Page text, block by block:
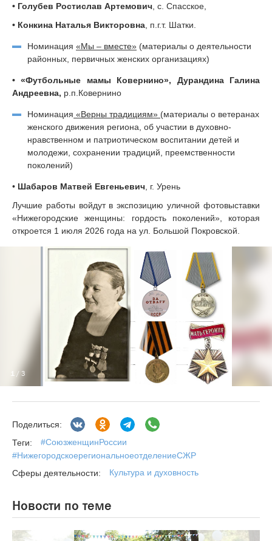
• Голубев Ростислав Артемович , с. Спасское,
• Конкина Наталья Викторовна , п.г.т. Шатки.
Номинация «Мы – вместе» (материалы о деятельности
районных, первичных женских организациях)
• «Футбольные мамы Ковернино», Дурандина Галина
Андреевна, р.п.Ковернино
Номинация «Верны традициям» (материалы о ветеранах
женского движения региона, об участии в духовно-
нравственном и патриотическом воспитании детей и
молодежи, сохранении традиций, преемственности
поколений)
• Шабаров Матвей Евгеньевич , г. Урень
Лучшие работы войдут в экспозицию уличной фотовыставки
«Нижегородские женщины: гордость поколений», которая
откроется 1 июля 2026 года на ул. Большой Покровской.
1 / 3
Поделиться:
Теги:
#СоюзженщинРоссии
#НижегородскоерегиональноеотделениеСЖР
Сферы деятельности:
Культура и духовность
Новости по теме